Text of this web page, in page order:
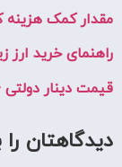
مقدار کمک هزینه
راهنمای خرید ارز
قیمت دینار دولتی
دیدگاهتان